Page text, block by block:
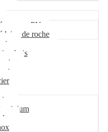
mousse PU
laine de roche
bois